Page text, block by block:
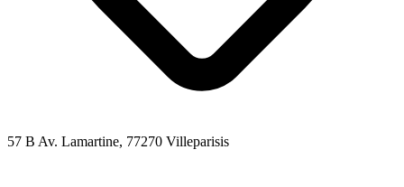
57 B Av. Lamartine, 77270 Villeparisis